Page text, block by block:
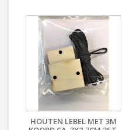
HOUTEN LEBEL MET 3M